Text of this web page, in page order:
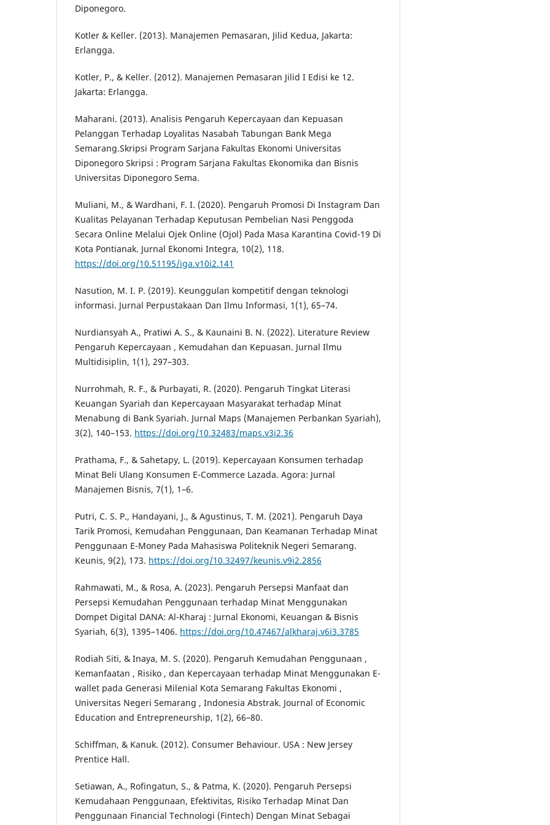
Diponegoro.
Kotler & Keller. (2013). Manajemen Pemasaran, Jilid Kedua, Jakarta:
Erlangga.
Kotler, P., & Keller. (2012). Manajemen Pemasaran Jilid I Edisi ke 12.
Jakarta: Erlangga.
Maharani. (2013). Analisis Pengaruh Kepercayaan dan Kepuasan
Pelanggan Terhadap Loyalitas Nasabah Tabungan Bank Mega
Semarang.Skripsi Program Sarjana Fakultas Ekonomi Universitas
Diponegoro Skripsi : Program Sarjana Fakultas Ekonomika dan Bisnis
Universitas Diponegoro Sema.
Muliani, M., & Wardhani, F. I. (2020). Pengaruh Promosi Di Instagram Dan
Kualitas Pelayanan Terhadap Keputusan Pembelian Nasi Penggoda
Secara Online Melalui Ojek Online (Ojol) Pada Masa Karantina Covid-19 Di
Kota Pontianak. Jurnal Ekonomi Integra, 10(2), 118.
https://doi.org/10.51195/iga.v10i2.141
Nasution, M. I. P. (2019). Keunggulan kompetitif dengan teknologi
informasi. Jurnal Perpustakaan Dan Ilmu Informasi, 1(1), 65–74.
Nurdiansyah A., Pratiwi A. S., & Kaunaini B. N. (2022). Literature Review
Pengaruh Kepercayaan , Kemudahan dan Kepuasan. Jurnal Ilmu
Multidisiplin, 1(1), 297–303.
Nurrohmah, R. F., & Purbayati, R. (2020). Pengaruh Tingkat Literasi
Keuangan Syariah dan Kepercayaan Masyarakat terhadap Minat
Menabung di Bank Syariah. Jurnal Maps (Manajemen Perbankan Syariah),
3(2), 140–153. https://doi.org/10.32483/maps.v3i2.36
Prathama, F., & Sahetapy, L. (2019). Kepercayaan Konsumen terhadap
Minat Beli Ulang Konsumen E-Commerce Lazada. Agora: Jurnal
Manajemen Bisnis, 7(1), 1–6.
Putri, C. S. P., Handayani, J., & Agustinus, T. M. (2021). Pengaruh Daya
Tarik Promosi, Kemudahan Penggunaan, Dan Keamanan Terhadap Minat
Penggunaan E-Money Pada Mahasiswa Politeknik Negeri Semarang.
Keunis, 9(2), 173. https://doi.org/10.32497/keunis.v9i2.2856
Rahmawati, M., & Rosa, A. (2023). Pengaruh Persepsi Manfaat dan
Persepsi Kemudahan Penggunaan terhadap Minat Menggunakan
Dompet Digital DANA: Al-Kharaj : Jurnal Ekonomi, Keuangan & Bisnis
Syariah, 6(3), 1395–1406. https://doi.org/10.47467/alkharaj.v6i3.3785
Rodiah Siti, & Inaya, M. S. (2020). Pengaruh Kemudahan Penggunaan ,
Kemanfaatan , Risiko , dan Kepercayaan terhadap Minat Menggunakan E-
wallet pada Generasi Milenial Kota Semarang Fakultas Ekonomi ,
Universitas Negeri Semarang , Indonesia Abstrak. Journal of Economic
Education and Entrepreneurship, 1(2), 66–80.
Schiffman, & Kanuk. (2012). Consumer Behaviour. USA : New Jersey
Prentice Hall.
Setiawan, A., Rofingatun, S., & Patma, K. (2020). Pengaruh Persepsi
Kemudahaan Penggunaan, Efektivitas, Risiko Terhadap Minat Dan
Penggunaan Financial Technologi (Fintech) Dengan Minat Sebagai